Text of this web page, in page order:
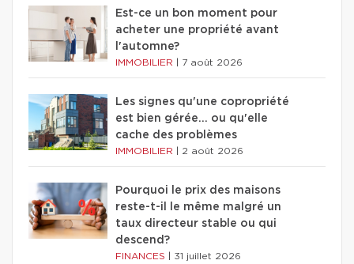
Est-ce un bon moment pour
acheter une propriété avant
l'automne?
IMMOBILIER 7 août 2026
Les signes qu'une copropriété
est bien gérée… ou qu'elle
cache des problèmes
IMMOBILIER 2 août 2026
Pourquoi le prix des maisons
reste-t-il le même malgré un
taux directeur stable ou qui
descend?
FINANCES 31 juillet 2026